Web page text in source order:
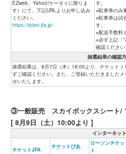
EZweb、Yahoo!ケータイに限りま
す）にて、下記URLよりお申し込み
ください。
https://ticket.jfa.jp/
す。
※駐車券のみ
※駐車券は試
す。
※配送手数料
※必ず上記〔
確認ください
抽選結果の確認
抽選結果は、8月7日（木）18:00より、チケット
ずご確認ください。また、ご登録いただきました
せいたします。
③一般販売 スカイボックスシート/
[ 8月9日（土）10:00より ]
インターネット
チケットJFA チケットぴあ
ローソンチケッ
ト